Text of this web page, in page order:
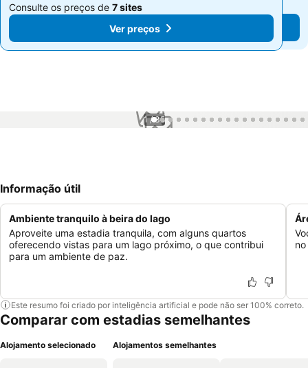
Consulte os preços de 7 sites
Ver preços
Consulte os preços de 7 sites
Ver preços
1 / 35
Informação útil
Ambiente tranquilo à beira do lago
Aproveite uma estadia tranquila, com alguns quartos
oferecendo vistas para um lago próximo, o que contribui
para um ambiente de paz.
Este resumo foi criado por inteligência artificial e pode não ser 100% correto.
Comparar com estadias semelhantes
Alojamento selecionado Alojamentos semelhantes